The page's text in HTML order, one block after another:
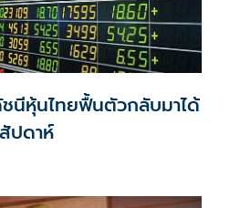
นีหุ้นไทยฟื้นตัวกลับมาได้
ปดาห์